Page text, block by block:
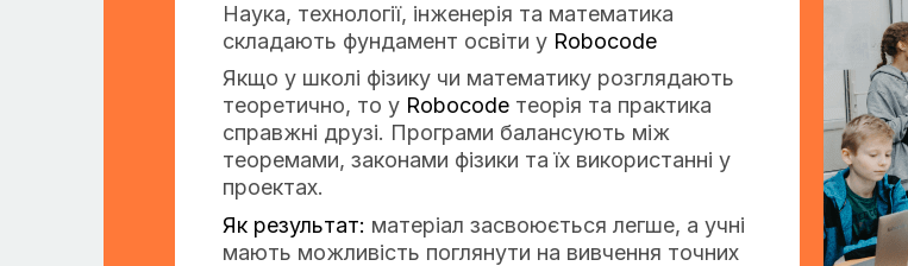
Якщо у школі фізику чи математику розглядають
теоретично, то у Robocode теорія та практика
справжні друзі. Програми балансують між
теоремами, законами фізики та їх використанні у
проектах.
Наука, технології, інженерія та математика
складають фундамент освіти у Robocode
Як результат: матеріал засвоюється легше, а учні
мають можливість поглянути на вивчення точних